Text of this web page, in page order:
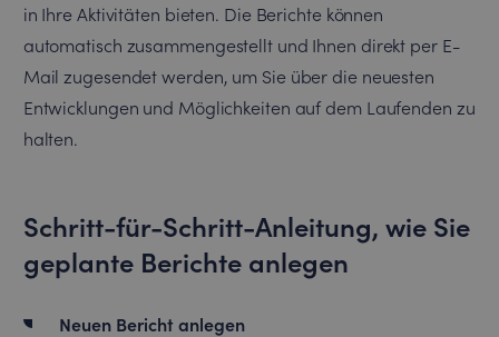
in Ihre Aktivitäten bieten. Die Berichte können
automatisch zusammengestellt und Ihnen direkt per E-
Mail zugesendet werden, um Sie über die neuesten
Entwicklungen und Möglichkeiten auf dem Laufenden zu
halten.
Schritt-für-Schritt-Anleitung, wie Sie
geplante Berichte anlegen
Neuen Bericht anlegen